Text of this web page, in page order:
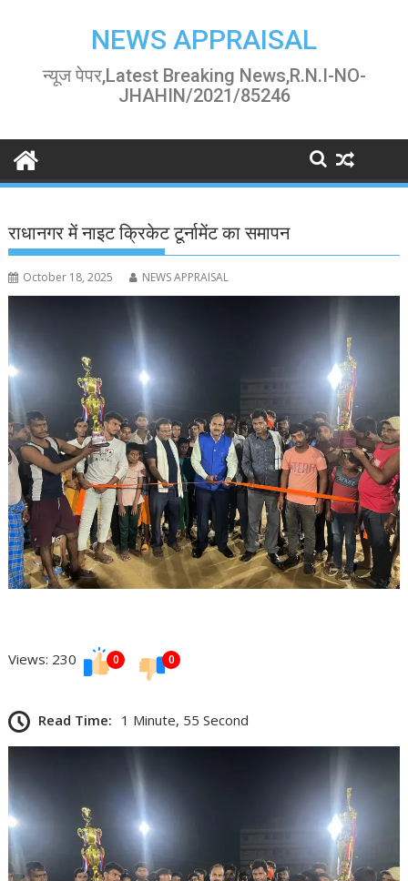
NEWS APPRAISAL
न्यूज पेपर,Latest Breaking News,R.N.I-NO-
JHAHIN/2021/85246
राधानगर में नाइट क्रिकेट टूर्नामेंट का समापन
October 18, 2025 NEWS APPRAISAL
Views: 230 0 0
Read Time: 1 Minute, 55 Second